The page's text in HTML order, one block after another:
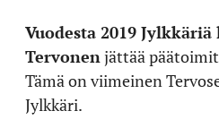
Vuodesta 2019
Tervonenjättää
Tämä on viimeinen
Jylkkäri.